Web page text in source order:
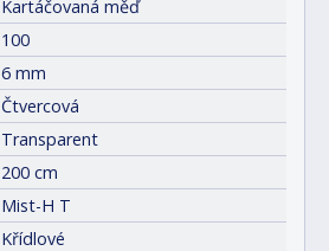
Kartáčovaná měď
100
6 mm
Čtvercová
Transparent
200 cm
Mist-H T
Křídlové